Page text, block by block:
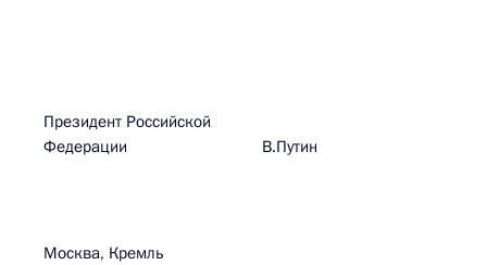
Президент Российской
Федерации В.Путин
Москва, Кремль